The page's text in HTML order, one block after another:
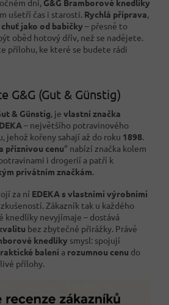
dni, G&G Bramborové knedlíky
ušetří čas i starosti. Rychlá příprava,
chuť jako od babičky – přesně to
oběd hotový dřív, než se nadějete.
přílohu, ke které se budete rádi
G&G (Gut & Günstig)
& Günstig, je vlastní značka
– největšího potravinového
jehož kořeny sahají až do roku 1898.
příznivou cenu“ nabízí značka kolem
i drogerií a patří k
privátním značkám.
za ní EDEKA s vlastními výrobními
Zákazník tak u každého
knedlíky nevyjímaje – dostává
bez zbytečné přirážky. Právě
knedlíky smysl: spojují
balení a rozumnou cenu do
přílohy.